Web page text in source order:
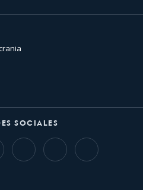
SOCIALES
WhatsappBluesky Threads